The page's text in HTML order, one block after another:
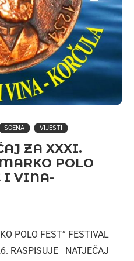
SCENA VIJESTI
ZA XXXI.
POLO
I VINA-
POLO FEST” FESTIVAL
RASPISUJE NATJEČAJ